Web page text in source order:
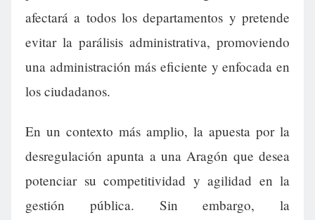
afectará a todos los departamentos y pretende
evitar la parálisis administrativa, promoviendo
una administración más eficiente y enfocada en
los ciudadanos.
En un contexto más amplio, la apuesta por la
desregulación apunta a una Aragón que desea
potenciar su competitividad y agilidad en la
gestión pública. Sin embargo, la